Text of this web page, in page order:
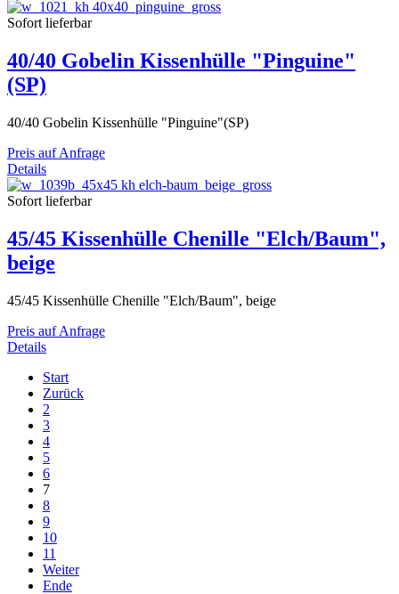
Sofort lieferbar
40/40 Gobelin Kissenhülle "Pinguine"
(SP)
40/40 Gobelin Kissenhülle "Pinguine"(SP)
Preis auf Anfrage
Details
Sofort lieferbar
45/45 Kissenhülle Chenille "Elch/Baum",
beige
45/45 Kissenhülle Chenille "Elch/Baum", beige
Preis auf Anfrage
Details
Start
Zurück
2
3
4
5
6
7
8
9
10
11
Weiter
Ende